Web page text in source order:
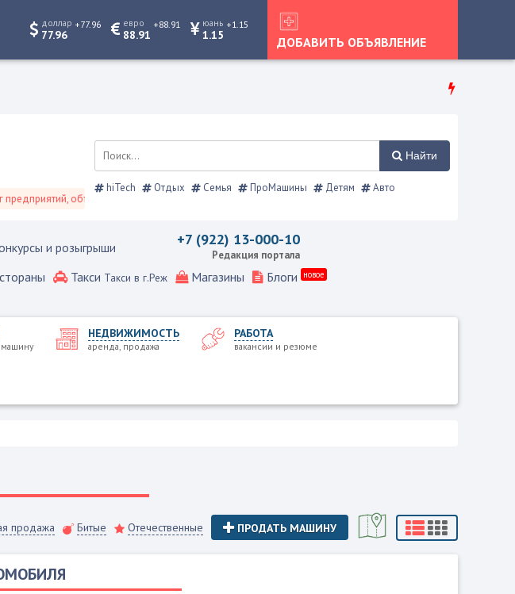
доллар
77.96
+77.96 евро
88.91
+88.91 юань
1.15
+1.15
ДОБАВИТЬ ОБЪЯВЛЕНИЕ
объявления, Режевской справочник
Найти
hiTech Отдых Семья ПроМашины Детям Авто
и розыгрыши +7 (922) 13-000-10
Редакция портала
Такси Такси в г.Реж Магазины Блоги новое
машину
НЕДВИЖИМОСТЬ
аренда, продажа
РАБОТА
вакансии и резюме
продажа Битые Отечественные ПРОДАТЬ МАШИНУ